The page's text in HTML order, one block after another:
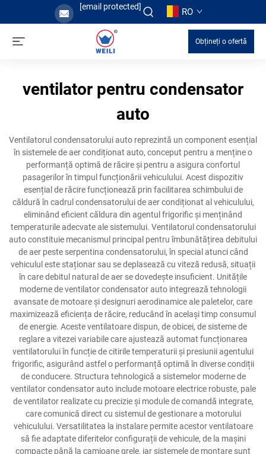
[email protected] RO
Obțineți o ofertă
ventilator pentru condensator
auto
Ventilatorul condensatorului auto reprezintă un component esențial
în sistemele de aer condiționat auto, conceput pentru a menține o
performanță optimă de răcire și pentru a asigura confortul
pasagerilor în timpul funcționării vehiculului. Acest dispozitiv
esențial de răcire funcționează prin facilitarea schimbului de
căldură în cadrul condensatorului de aer condiționat al vehiculului,
eliminând eficient căldura din agentul frigorific și menținând
temperaturile adecvate ale sistemului. Ventilatorul condensatorului
auto constituie mecanismul principal pentru îmbunătățirea debitului
de aer peste serpentina condensatorului, în special atunci când
vehiculul este staționar sau se deplasează cu viteză redusă, situații
în care debitul natural de aer se dovedește insuficient. Unitățile
moderne de ventilator condensator auto integrează tehnologii
avansate de motoare și designuri aerodinamice ale paletelor, care
maximizează eficiența de răcire, reducând în același timp consumul
de energie. Aceste ventilatoare dispun, de obicei, de sisteme de
reglare a vitezei variabile care ajustează automat funcționarea
ventilatorului în funcție de citirile temperaturii și presiunii agentului
frigorific, asigurând astfel o performanță optimă în diverse condiții
de conducere. Structura tehnologică a sistemelor moderne de
ventilator condensator auto include motoare electrice robuste, pale
de ventilator realizate cu precizie și module de comandă integrate,
care comunică direct cu sistemul de gestionare a motorului
vehiculului. Versatilitatea la instalare permite acestor ventilatoare
să fie adaptate diferitelor configurații de vehicule, de la mașini
compacte până la camioane grele, iar sistemele de montare sunt